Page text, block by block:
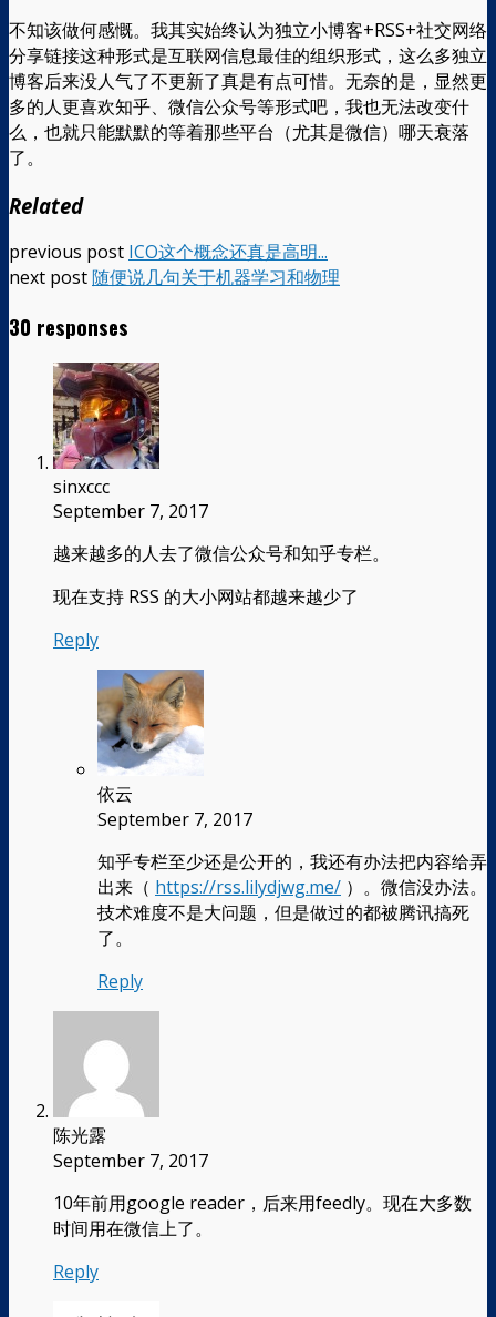
不知该做何感慨。我其实始终认为独立小博客+RSS+社交网络
分享链接这种形式是互联网信息最佳的组织形式，这么多独立
博客后来没人气了不更新了真是有点可惜。无奈的是，显然更
多的人更喜欢知乎、微信公众号等形式吧，我也无法改变什
么，也就只能默默的等着那些平台（尤其是微信）哪天衰落
了。
Related
previous post ICO这个概念还真是高明...
next post随便说几句关于机器学习和物理
30 responses
sinxccc
September 7, 2017
越来越多的人去了微信公众号和知乎专栏。
现在支持 RSS 的大小网站都越来越少了
Reply
依云
September 7, 2017
知乎专栏至少还是公开的，我还有办法把内容给弄
出来（ https://rss.lilydjwg.me/ ）。微信没办法。
技术难度不是大问题，但是做过的都被腾讯搞死
了。
Reply
陈光露
September 7, 2017
10年前用google reader，后来用feedly。现在大多数
时间用在微信上了。
Reply